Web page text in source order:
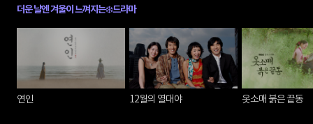
더운 날엔 겨울이 느껴지는❄️드라마
연인 12월의 열대야 옷소매 붉은 끝동